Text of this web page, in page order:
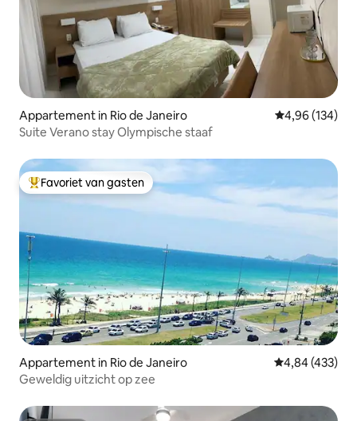
Appartement in Rio de Janeiro Gemiddelde
4,96 (134)
Suite Verano stay Olympische staaf
Topfavoriet van gasten
Favoriet van gasten
Appartement in Rio de Janeiro Gemiddelde
4,84 (433)
Geweldig uitzicht op zee